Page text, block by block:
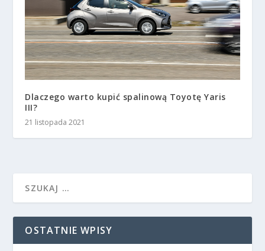
Dlaczego warto kupić spalinową Toyotę Yaris
III?
21 listopada 2021
OSTATNIE WPISY